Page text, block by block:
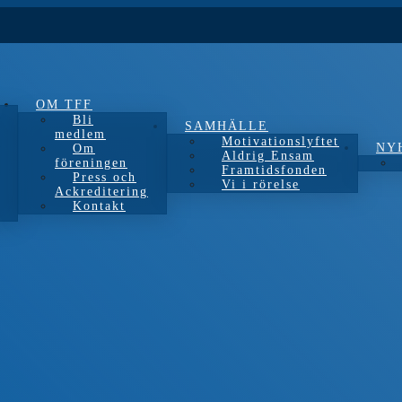
OM TFF
Bli
medlem
Om
föreningen
Press och
Ackreditering
Kontakt
SAMHÄLLE
Motivationslyftet
Aldrig Ensam
Framtidsfonden
Vi i rörelse